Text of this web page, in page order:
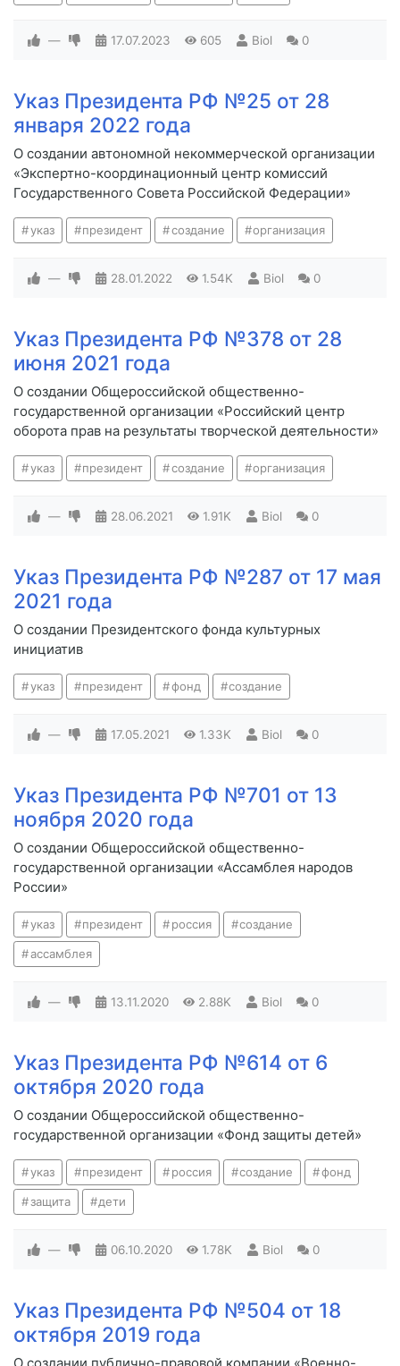
— 17.07.2023 605 Biol 0
Указ Президента РФ №25 от 28
января 2022 года
О создании автономной некоммерческой организации
«Экспертно-координационный центр комиссий
Государственного Совета Российской Федерации»
указ президент создание организация
— 28.01.2022 1.54K Biol 0
Указ Президента РФ №378 от 28
июня 2021 года
О создании Общероссийской общественно-
государственной организации «Российский центр
оборота прав на результаты творческой деятельности»
указ президент создание организация
— 28.06.2021 1.91K Biol 0
Указ Президента РФ №287 от 17 мая
2021 года
О создании Президентского фонда культурных
инициатив
указ президент фонд создание
— 17.05.2021 1.33K Biol 0
Указ Президента РФ №701 от 13
ноября 2020 года
О создании Общероссийской общественно-
государственной организации «Ассамблея народов
России»
указ президент россия создание
ассамблея
— 13.11.2020 2.88K Biol 0
Указ Президента РФ №614 от 6
октября 2020 года
О создании Общероссийской общественно-
государственной организации «Фонд защиты детей»
указ президент россия создание фонд
защита дети
— 06.10.2020 1.78K Biol 0
Указ Президента РФ №504 от 18
октября 2019 года